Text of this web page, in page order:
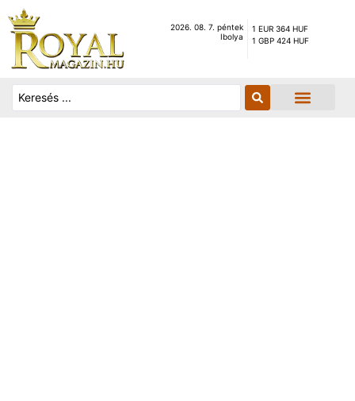
2026. 08. 7. péntek
Ibolya
1 EUR 364 HUF
1 GBP 424 HUF